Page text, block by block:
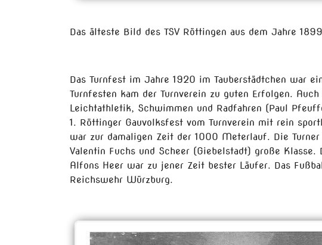
Das älteste Bild des TSV Röttingen aus dem Jahre
Das Turnfest im Jahre 1920 im Tauberstädtchen war
Turnfesten kam der Turnverein zu guten Erfolgen.
Leichtathletik, Schwimmen und Radfahren (Paul
1. Röttinger Gauvolksfest vom Turnverein mit rein
war zur damaligen Zeit der 1000 Meterlauf. Die
Valentin Fuchs und Scheer (Giebelstadt) große
Alfons Heer war zu jener Zeit bester Läufer. Das
Reichswehr Würzburg.